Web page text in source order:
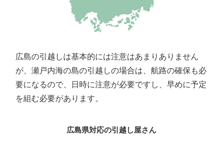
広島の引越しは基本的には注意はあまりありません
が、瀬戸内海の島の引越しの場合は、航路の確保も必
要になるので、日時に注意が必要ですし、早めに予定
を組む必要があります。
広島県対応の引越し屋さん